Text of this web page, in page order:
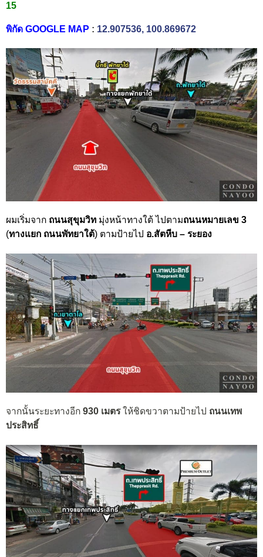
15
พิกัด GOOGLE MAP : 12.907536, 100.869672
ผมเริ่มจาก ถนนสุขุมวิท มุ่งหน้าทางใต้ ไปตามถนนหมายเลข 3
(ทางแยก ถนนพัทยาใต้) ตามป้ายไป อ.สัตหีบ – ระยอง
จากนั้นระยะทางอีก 930 เมตรให้ชิดขวาตามป้ายไป ถนนเทพ
ประสิทธิ์